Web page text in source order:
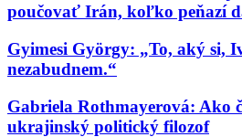
poučovať Irán, koľko peňazí
Gyimesi György: „To, aký si,
nezabudnem.“
Gabriela Rothmayerová: Ako
ukrajinský politický filozof